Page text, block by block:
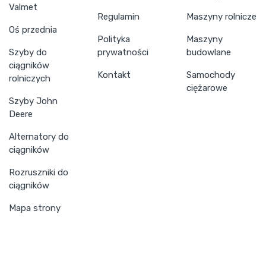
Valmet
Oś przednia
Szyby do
ciągników
rolniczych
Szyby John
Deere
Alternatory do
ciągników
Rozruszniki do
ciągników
Mapa strony
Regulamin
Polityka
prywatności
Kontakt
Maszyny rolnicze
Maszyny
budowlane
Samochody
ciężarowe